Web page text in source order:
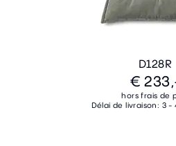
D128R
€
hors frais de
Délai de livraison: 3 -